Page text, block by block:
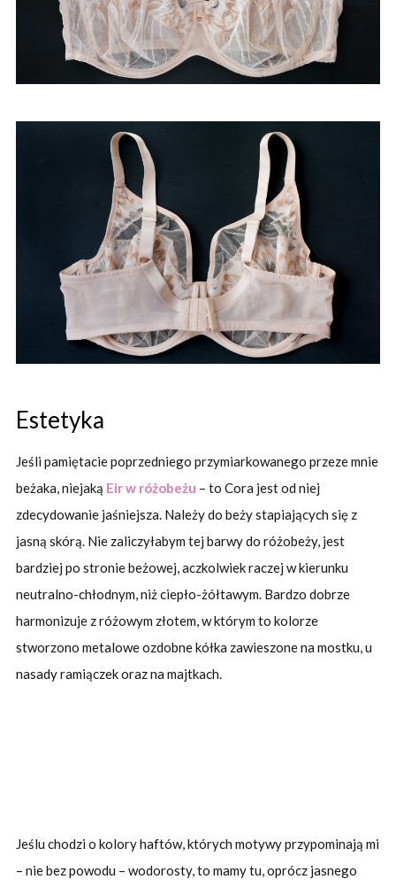
Estetyka
Jeśli pamiętacie poprzedniego przymiarkowanego przeze mnie
beżaka, niejaką Eir w różobeżu – to Cora jest od niej
zdecydowanie jaśniejsza. Należy do beży stapiających się z
jasną skórą. Nie zaliczyłabym tej barwy do różobeży, jest
bardziej po stronie beżowej, aczkolwiek raczej w kierunku
neutralno-chłodnym, niż ciepło-żółtawym. Bardzo dobrze
harmonizuje z różowym złotem, w którym to kolorze
stworzono metalowe ozdobne kółka zawieszone na mostku, u
nasady ramiączek oraz na majtkach.
Jeślu chodzi o kolory haftów, których motywy przypominają mi
– nie bez powodu – wodorosty, to mamy tu, oprócz jasnego